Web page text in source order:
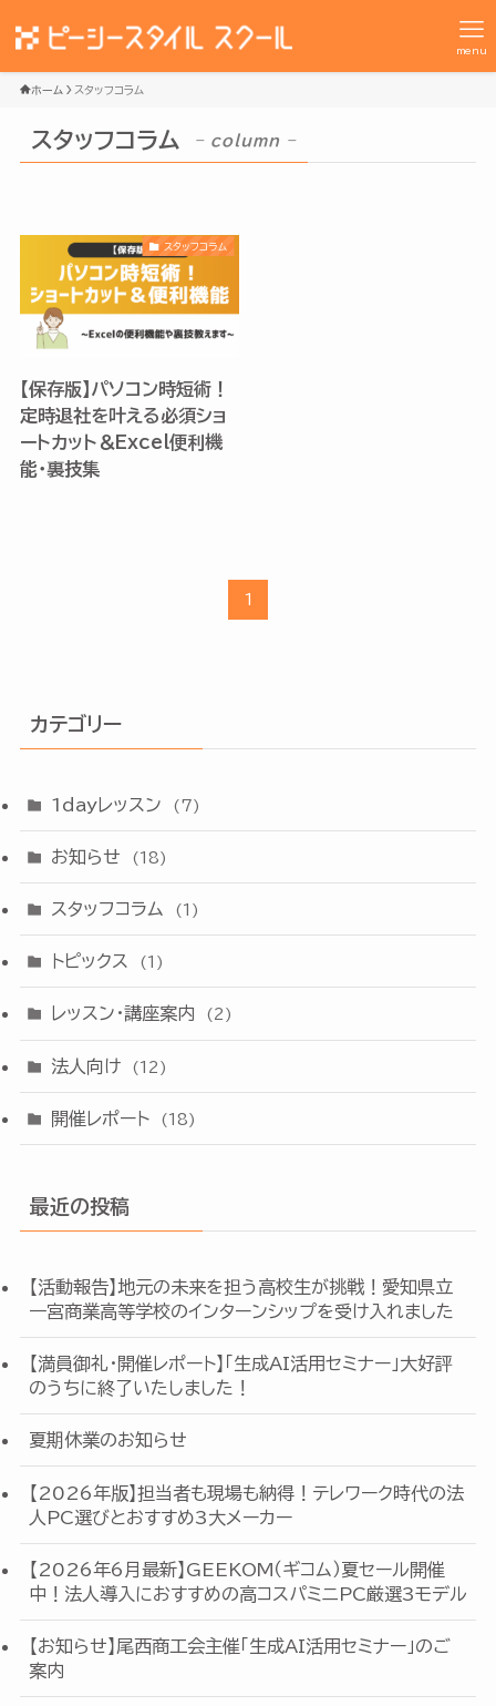
menu
ホーム スタッフコラム
スタッフコラム – column –
スタッフコラム
【保存版】パソコン時短術！
定時退社を叶える必須ショ
ートカット＆Excel便利機
能・裏技集
1
カテゴリー
1dayレッスン (7)
お知らせ (18)
スタッフコラム (1)
トピックス (1)
レッスン・講座案内 (2)
法人向け (12)
開催レポート (18)
最近の投稿
【活動報告】地元の未来を担う高校生が挑戦！愛知県立
一宮商業高等学校のインターンシップを受け入れました
【満員御礼・開催レポート】「生成AI活用セミナー」大好評
のうちに終了いたしました！
夏期休業のお知らせ
【2026年版】担当者も現場も納得！テレワーク時代の法
人PC選びとおすすめ3大メーカー
【2026年6月最新】GEEKOM（ギコム）夏セール開催
中！法人導入におすすめの高コスパミニPC厳選3モデル
【お知らせ】尾西商工会主催「生成AI活用セミナー」のご
案内